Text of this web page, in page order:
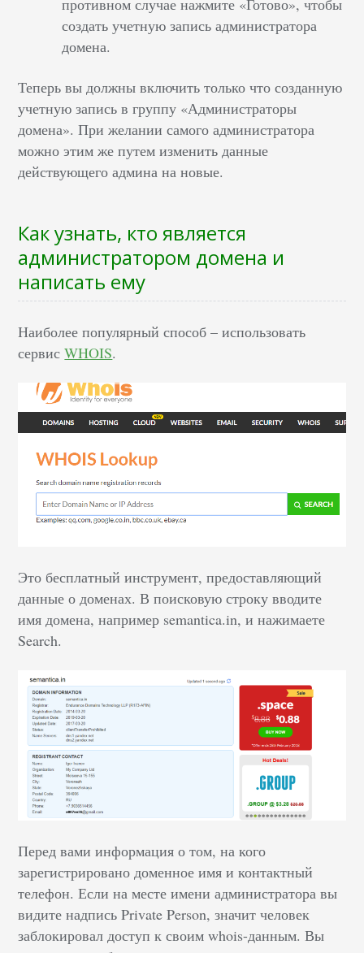
противном случае нажмите «Готово», чтобы
создать учетную запись администратора
домена.
Теперь вы должны включить только что созданную
учетную запись в группу «Администраторы
домена». При желании самого администратора
можно этим же путем изменить данные
действующего админа на новые.
Как узнать, кто является
администратором домена и
написать ему
Наиболее популярный способ – использовать
сервисWHOIS.
Это бесплатный инструмент, предоставляющий
данные о доменах. В поисковую строку вводите
имя домена, например semantica.in, и нажимаете
Search.
Перед вами информация о том, на кого
зарегистрировано доменное имя и контактный
телефон. Если на месте имени администратора вы
видите надпись Private Person, значит человек
заблокировал доступ к своим whois-данным. Вы